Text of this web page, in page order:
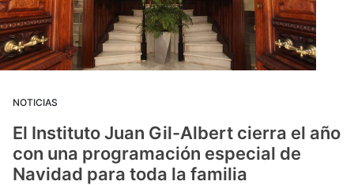
NOTICIAS
El Instituto Juan Gil-Albert cierra el año
con una programación especial de
Navidad para toda la familia